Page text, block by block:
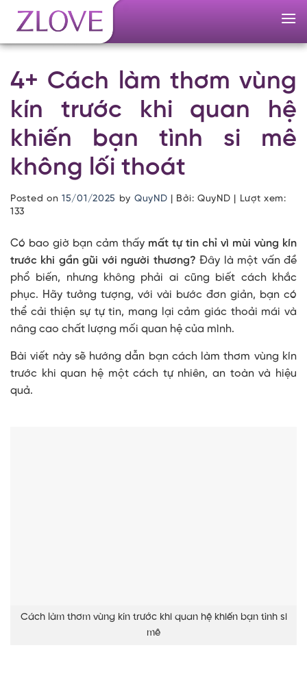
Skip
content
4+ Cách làm thơm vùng
kín trước khi quan hệ
khiến bạn tình si mê
không lối thoát
Posted on 15/01/2025 by QuyND | Bởi: QuyND | Lượt xem:
133
Có bao giờ bạn cảm thấy mất tự tin chỉ vì mùi vùng kín
trước khi gần gũi với người thương? Đây là một vấn đề
phổ biến, nhưng không phải ai cũng biết cách khắc
phục. Hãy tưởng tượng, với vài bước đơn giản, bạn có
thể cải thiện sự tự tin, mang lại cảm giác thoải mái và
nâng cao chất lượng mối quan hệ của mình.
Bài viết này sẽ hướng dẫn bạn cách làm thơm vùng kín
trước khi quan hệ một cách tự nhiên, an toàn và hiệu
quả.
Cách làm thơm vùng kín trước khi quan hệ khiến bạn tình si
mê